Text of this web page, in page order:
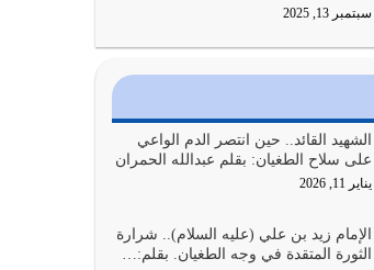
الى القرآن وعندنا أخطاء جميعاً
جميعاً وليس كل…
يؤتيه من يشاء وينزعه ممن يشاء
سبتمبر 13, 2025
الشهيد القائد.. حين انتصر الدم الواعي
على سلاح الطغيان: بقلم عبدالله الحمران
يناير 11, 2026
الإمام زيد بن علي (عليه السلام).. شرارة
الثورة المتقدة في وجه الطغيان. بقلم:…